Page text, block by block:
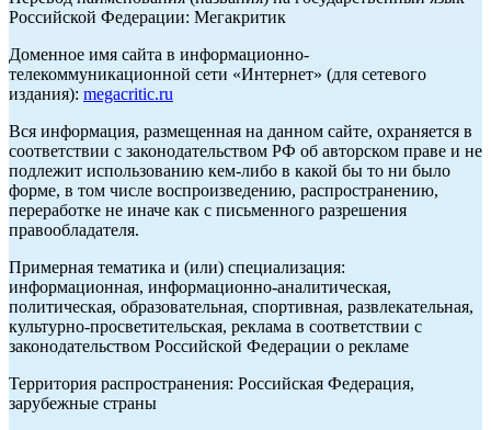
Российской Федерации: Мегакритик
Доменное имя сайта в информационно-
телекоммуникационной сети «Интернет» (для сетевого
издания): megacritic.ru
Вся информация, размещенная на данном сайте, охраняется в
соответствии с законодательством РФ об авторском праве и не
подлежит использованию кем-либо в какой бы то ни было
форме, в том числе воспроизведению, распространению,
переработке не иначе как с письменного разрешения
правообладателя.
Примерная тематика и (или) специализация:
информационная, информационно-аналитическая,
политическая, образовательная, спортивная, развлекательная,
культурно-просветительская, реклама в соответствии с
законодательством Российской Федерации о рекламе
Территория распространения: Российская Федерация,
зарубежные страны